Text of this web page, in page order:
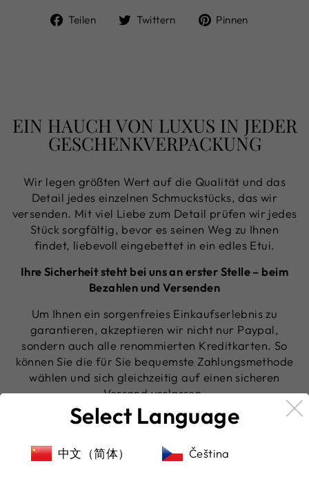
Teilen
Auf
Twittern
Auf
Pinnen
EIN HAUCH VON LUXUS IN JEDER
GESCHENKVERPACKUNG
Wir legen größten Wert auf die Qualität und das
Detail jedes einzelnen Schmuckstücks, das wir
versenden. Mit viel Liebe zum Detail prüfen wir jedes
Stück sorgfältig, bevor es seinen Weg zu Ihnen
findet, liebevoll eingebettet in ein edles Etui.
Ihre Sicherheit steht bei uns an erster Stelle – beim
Bezahlen und Versenden
Um Ihnen ein sorgenfreies Einkaufserlebnis zu
garantieren, akzeptieren wir nicht nur Paypal,
sondern auch alle renommierten Kreditkarten. So
können Sie die für Sie bequemste Zahlungsmethode
wählen und sich gleichzeitig auf einen sicheren
Versand verlassen.
DAS SAGEN UNSERE KUNDEN
Select Language
中文（简体） Čeština